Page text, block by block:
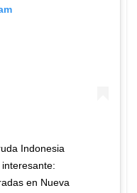
Indonesia
en Nueva